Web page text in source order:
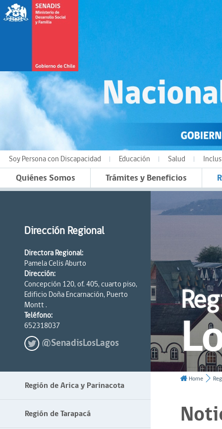
Soy Persona con Discapacidad Educación Salud
Quiénes Somos Trámites y Beneficios
Dirección Regional
Directora Regional:
Pamela Celis Aburto
Dirección:
Concepción 120, of. 405, cuarto piso,
Edificio Doña Encarnación, Puerto
Montt .
Teléfono:
652318037
@SenadisLosLagos
Región de Arica y Parinacota
Región de Tarapacá
Home